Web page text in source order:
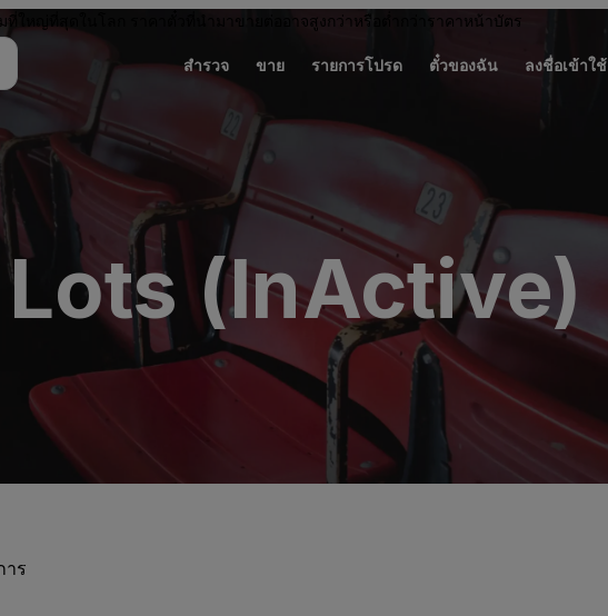
ที่ใหญ่ที่สุดในโลก ราคาตั๋วที่นำมาขายต่ออาจสูงกว่าหรือต่ำกว่าราคาหน้าบัตร
สำรวจ ขาย รายการโปรด ตั๋วของฉัน ลงชื่อเข้าใช้
(InActive)
าร